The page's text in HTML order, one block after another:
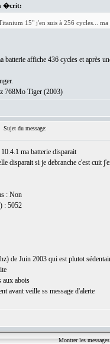
�crit:
15" j'en suis à 256 cycles...
batterie affiche 436 cycles et après
768Mo Tiger (2003)
Sujet du message:
ma batterie disparait
disparait si je debranche c'est cuit
: Non
: 5052
de Juin 2003 qui est plutot
aux abois
avant veille ss message d'alerte
Montrer les